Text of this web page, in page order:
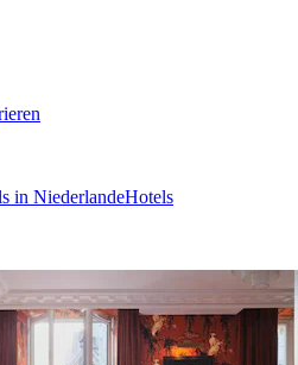
in NiederlandeHotels